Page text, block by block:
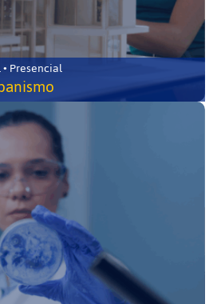
Presencial